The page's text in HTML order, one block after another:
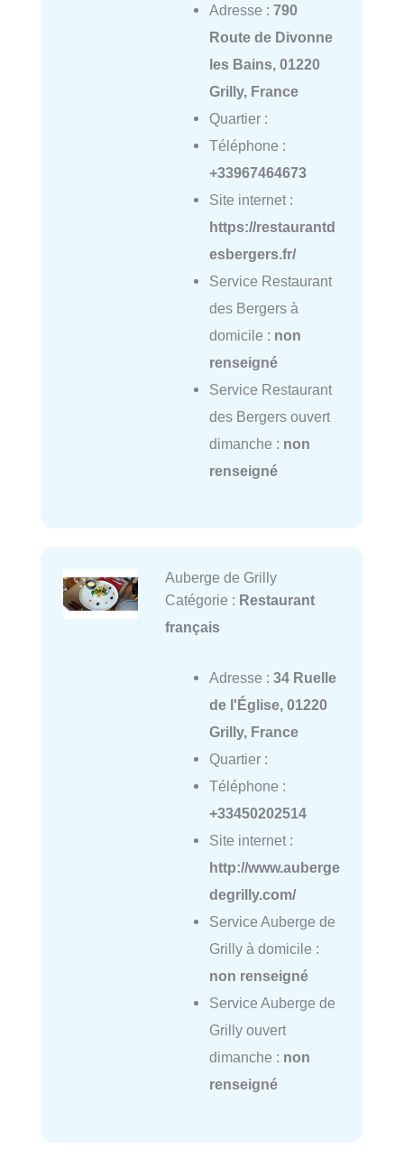
Adresse : 790
Route de Divonne
les Bains, 01220
Grilly, France
Quartier :
Téléphone :
+33967464673
Site internet :
https://restaurantd
esbergers.fr/
Service Restaurant
des Bergers à
domicile : non
renseigné
Service Restaurant
des Bergers ouvert
dimanche : non
renseigné
Auberge de Grilly
Catégorie : Restaurant
français
Adresse : 34 Ruelle
de l'Église, 01220
Grilly, France
Quartier :
Téléphone :
+33450202514
Site internet :
http://www.auberge
degrilly.com/
Service Auberge de
Grilly à domicile :
non renseigné
Service Auberge de
Grilly ouvert
dimanche : non
renseigné